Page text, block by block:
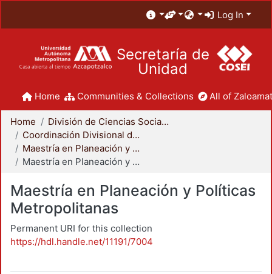
Log In
Secretaría de
Unidad
Home Communities & Collections All of
Home
División de Ciencias Sociales y Humanidades
Coordinación Divisional de Posgrado
Maestría en Planeación y Políticas Metropolitanas
Maestría en Planeación y Políticas Metropolitanas
Maestría en Planeación y Políticas
Metropolitanas
Permanent URI for this collection
https://hdl.handle.net/11191/7004